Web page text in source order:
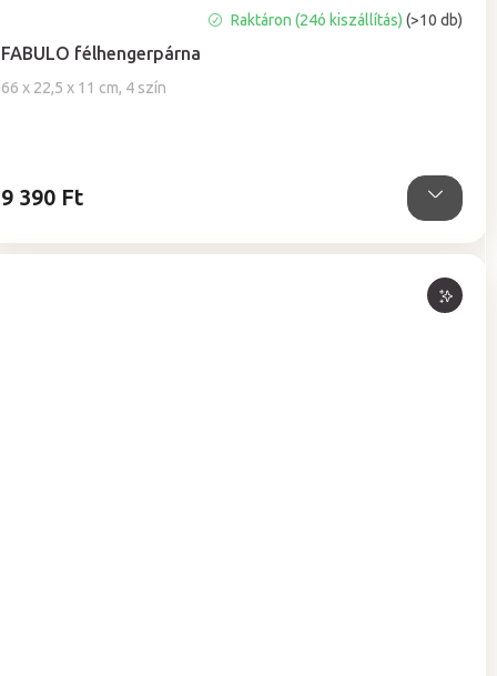
FABULO félhengerpárna
66 x 22,5 x 11 cm, 4 szín
átlagos
értékelése
Raktáron (24ó kiszállítás)(>10 db)
9 390 Ft